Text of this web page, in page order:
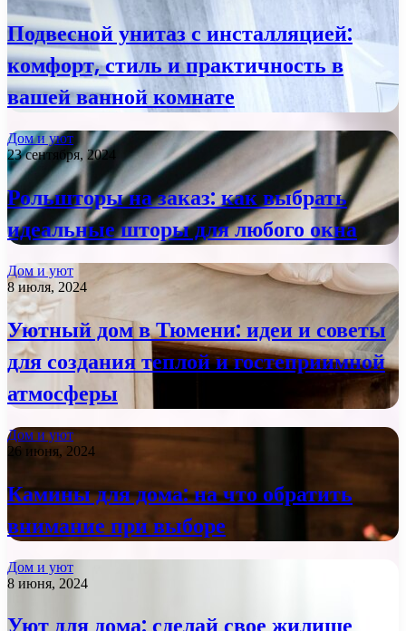
Подвесной унитаз с инсталляцией:
комфорт, стиль и практичность в
вашей ванной комнате
Дом и уют
23 сентября, 2024
Рольшторы на заказ: как выбрать
идеальные шторы для любого окна
Дом и уют
8 июля, 2024
Уютный дом в Тюмени: идеи и советы
для создания теплой и гостеприимной
атмосферы
Дом и уют
26 июня, 2024
Камины для дома: на что обратить
внимание при выборе
Дом и уют
8 июня, 2024